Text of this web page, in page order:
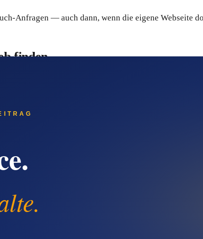
Anfragen — auch dann, wenn die eigene Webseite
finden
sichtbar, sondern fließt in die Antwort-
bei 2 EUR pro Pressemitteilung.
lassen.